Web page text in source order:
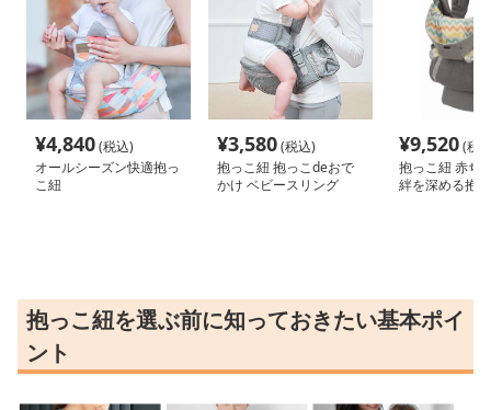
¥4,840(税込)
オールシーズン快適抱っ
こ紐
¥3,580(税込)
抱っこ紐 抱っこdeおで
かけ ベビースリング
¥9,520(税
抱っこ紐 赤ち
絆を深める抱
抱っこ紐を選ぶ前に知っておきたい基本ポイ
ント